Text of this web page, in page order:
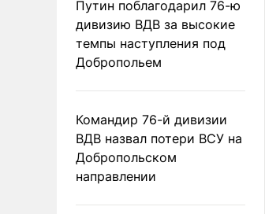
Путин поблагодарил 76-ю
дивизию ВДВ за высокие
темпы наступления под
Добропольем
Командир 76-й дивизии
ВДВ назвал потери ВСУ на
Добропольском
направлении